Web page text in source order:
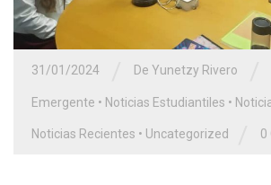
31/01/2024 De Yunetzy Rivero
Emergente • Noticias Estudiantiles •
Noticias Recientes • Uncategorized 0